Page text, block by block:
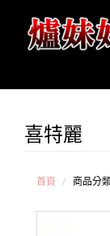
喜喜特麗
首頁 商品分